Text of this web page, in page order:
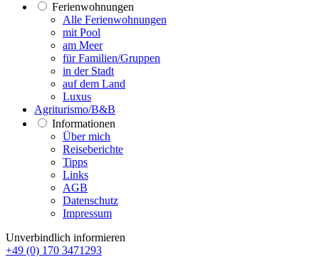
Ferienwohnungen
Alle Ferienwohnungen
mit Pool
am Meer
für Familien/Gruppen
in der Stadt
auf dem Land
Luxus
Agriturismo/B&B
Informationen
Über mich
Reiseberichte
Tipps
Links
AGB
Datenschutz
Impressum
Unverbindlich informieren
+49 (0) 170 3471293